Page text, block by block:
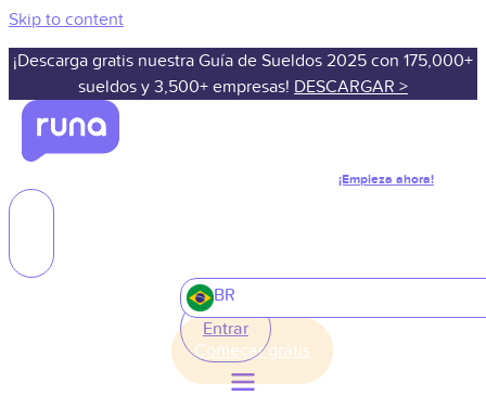
Skip to content
¡Descarga gratis nuestra Guía de Sueldos 2025 con 175,000+
sueldos y 3,500+ empresas! DESCARGAR >
¡Empieza ahora!
Entrar